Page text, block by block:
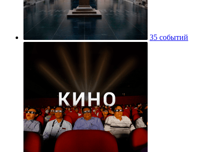
35 событий